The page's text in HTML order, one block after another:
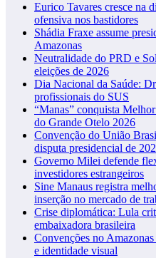
Eurico Tavares cresce na
ofensiva nos bastidores
Shádia Fraxe assume
Amazonas
Neutralidade do PRD e
eleições de 2026
Dia Nacional da Saúde:
profissionais do SUS
“Manas” conquista
do Grande Otelo 2026
Convenção do União
disputa presidencial de
Governo Milei defende
investidores estrangeiros
Sine Manaus registra
inserção no mercado de
Crise diplomática: Lula
embaixadora brasileira
Convenções no
e identidade visual